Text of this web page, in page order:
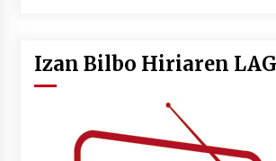
Izan Bilbo Hiriaren